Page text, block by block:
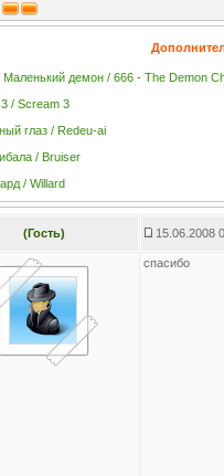
Маленький демон / 666 - The Demon
3 / Scream 3
глаз / Redeu-ai
/ Bruiser
/ Willard
(Гость) 15.06.2008
спасибо